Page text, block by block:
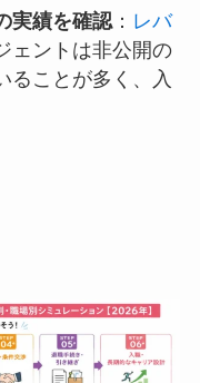
実績を確認： レバ
ェントは非公開の
ることが多く、入